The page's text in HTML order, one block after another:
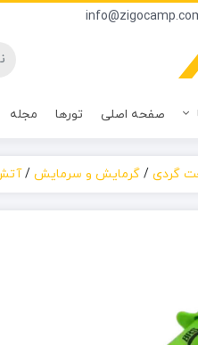
صفحه اصلی تورها مجله
گردی/ گرمایش و سرمایش/